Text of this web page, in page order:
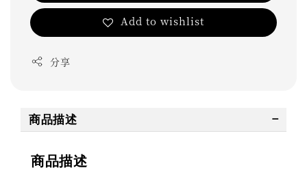
Add to wishlist
分享
商品描述
商品描述